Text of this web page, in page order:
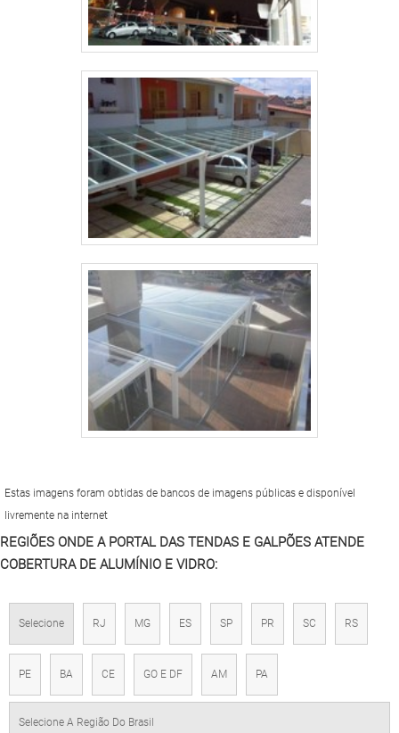
Estas imagens foram obtidas de bancos de imagens públicas e disponível
livremente na internet
REGIÕES ONDE A PORTAL DAS TENDAS E GALPÕES ATENDE
COBERTURA DE ALUMÍNIO E VIDRO:
Selecione RJ MG ES SP PR SC RS
PE BA CE GO E DF AM PA
Selecione A Região Do Brasil